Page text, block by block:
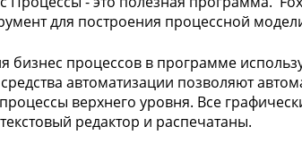
для построения процессной
бизнес процессов в программе
автоматизации позволяют
верхнего уровня. Все
редактор и распечатаны.